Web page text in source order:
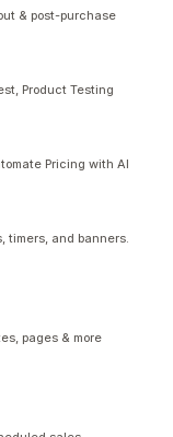
& post-purchase
Product Testing
Pricing with AI
timers, and banners.
pages & more